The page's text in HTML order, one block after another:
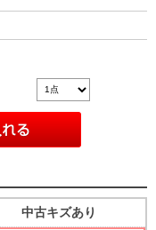
中古キズあり